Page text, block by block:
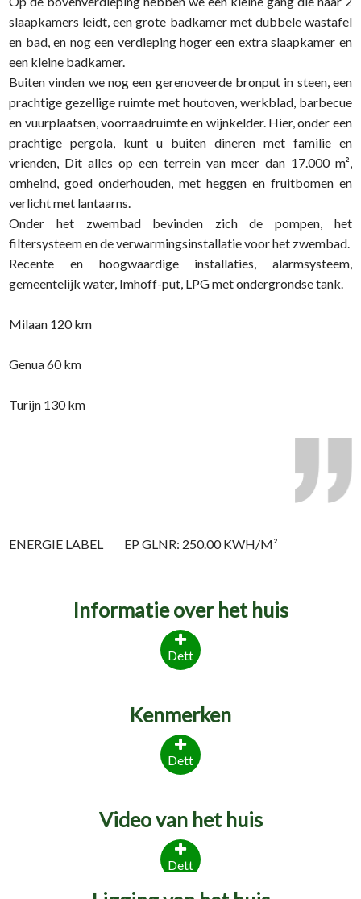
slaapkamers leidt, een grote badkamer met dubbele wastafel
en bad, en nog een verdieping hoger een extra slaapkamer en
een kleine badkamer.
Buiten vinden we nog een gerenoveerde bronput in steen, een
prachtige gezellige ruimte met houtoven, werkblad, barbecue
en vuurplaatsen, voorraadruimte en wijnkelder. Hier, onder een
prachtige pergola, kunt u buiten dineren met familie en
vrienden, Dit alles op een terrein van meer dan 17.000 m²,
omheind, goed onderhouden, met heggen en fruitbomen en
verlicht met lantaarns.
Onder het zwembad bevinden zich de pompen, het
filtersysteem en de verwarmingsinstallatie voor het zwembad.
Recente en hoogwaardige installaties, alarmsysteem,
gemeentelijk water, Imhoff-put, LPG met ondergrondse tank.
Milaan 120 km
Genua 60 km
Turijn 130 km
ENERGIE LABEL EP GLNR: 250.00 KWH/M²
Informatie over het huis
Dett
Kenmerken
Dett
Video van het huis
Dett